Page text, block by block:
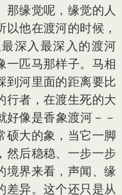
那缘觉呢，缘觉的人
他在渡河的时候，
深入最深入的渡河
一匹马那样子。马相
到河里面的距离要比
行者，在渡生死的大
好像是香象渡河－－
硕大的象，当它一脚
然后稳稳、一步一步
境界来看，声闻、缘
差异。这个还只是从